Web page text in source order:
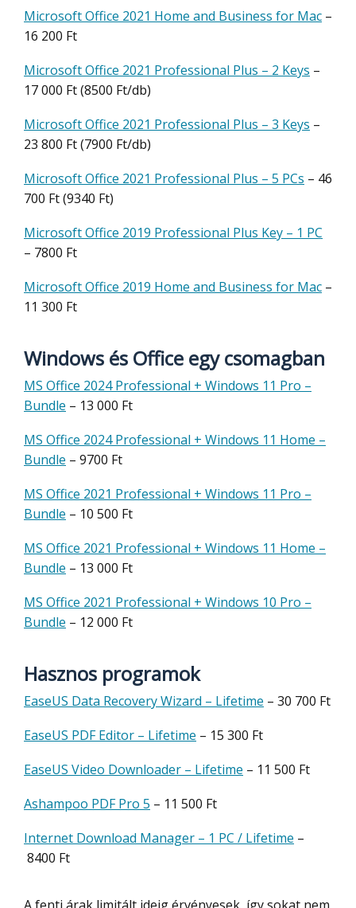
Microsoft Office 2021 Home and Business for Mac –
16 200 Ft
Microsoft Office 2021 Professional Plus – 2 Keys –
17 000 Ft (8500 Ft/db)
Microsoft Office 2021 Professional Plus – 3 Keys –
23 800 Ft (7900 Ft/db)
Microsoft Office 2021 Professional Plus – 5 PCs – 46
700 Ft (9340 Ft)
Microsoft Office 2019 Professional Plus Key – 1 PC
– 7800 Ft
Microsoft Office 2019 Home and Business for Mac –
11 300 Ft
Windows és Office egy csomagban
MS Office 2024 Professional + Windows 11 Pro –
Bundle – 13 000 Ft
MS Office 2024 Professional + Windows 11 Home –
Bundle – 9700 Ft
MS Office 2021 Professional + Windows 11 Pro –
Bundle – 10 500 Ft
MS Office 2021 Professional + Windows 11 Home –
Bundle – 13 000 Ft
MS Office 2021 Professional + Windows 10 Pro –
Bundle – 12 000 Ft
Hasznos programok
EaseUS Data Recovery Wizard – Lifetime – 30 700 Ft
EaseUS PDF Editor – Lifetime – 15 300 Ft
EaseUS Video Downloader – Lifetime – 11 500 Ft
Ashampoo PDF Pro 5 – 11 500 Ft
Internet Download Manager – 1 PC / Lifetime –
8400 Ft
A fenti árak limitált ideig érvényesek, így sokat nem